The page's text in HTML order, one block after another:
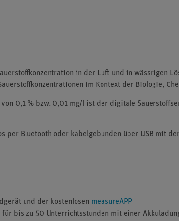
in der Luft und in wässrigen
im Kontext der Biologie,
0,1 % bzw. 0,01 mg/l ist der digitale
per Bluetooth oder kabelgebunden über USB mit
und der kostenlosen measureAPP
bis zu 50 Unterrichtsstunden mit einer